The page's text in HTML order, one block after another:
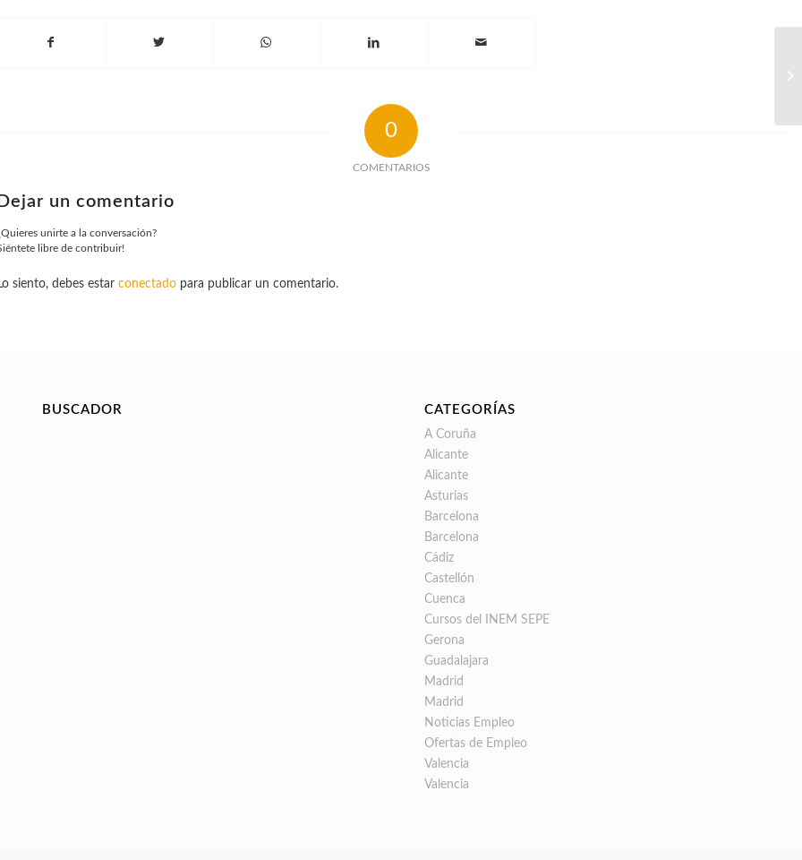
0
COMENTARIOS
Dejar un comentario
unirte a la conversación?
libre de contribuir!
Lo siento, debes estar conectadopara publicar un comentario.
BUSCADOR CATEGORÍAS
A Coruña
Alicante
Alicante
Asturias
Barcelona
Barcelona
Cádiz
Castellón
Cuenca
Cursos del INEM SEPE
Gerona
Guadalajara
Madrid
Madrid
Noticias Empleo
Ofertas de Empleo
Valencia
Valencia